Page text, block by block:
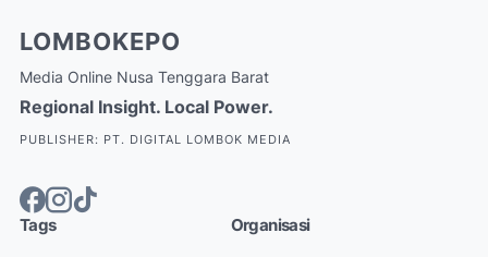
LOMBOKEPO
Media Online Nusa Tenggara Barat
Regional Insight. Local Power.
PUBLISHER: PT. DIGITAL LOMBOK MEDIA
Tags Organisasi